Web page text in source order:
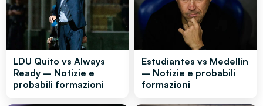
LDU Quito vs Always
Ready – Notizie e
probabili formazioni
Estudiantes vs Medellín
– Notizie e probabili
formazioni